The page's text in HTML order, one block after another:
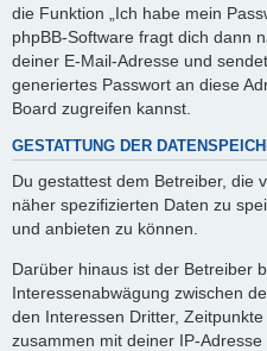
die Funktion „Ich habe mein
phpBB-Software fragt dich dann
deiner E-Mail-Adresse und
generiertes Passwort an diese
Board zugreifen kannst.
GESTATTUNG DER
Du gestattest dem Betreiber, die
näher spezifizierten Daten zu
und anbieten zu können.
Darüber hinaus ist der Betreiber
Interessenabwägung zwischen
den Interessen Dritter,
zusammen mit deiner IP-